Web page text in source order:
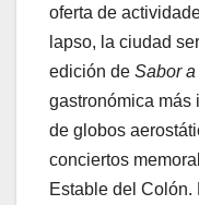
oferta de
lapso, la ciudad
edición de Sabor
gastronómica más
de globos
conciertos
Estable del Colón.